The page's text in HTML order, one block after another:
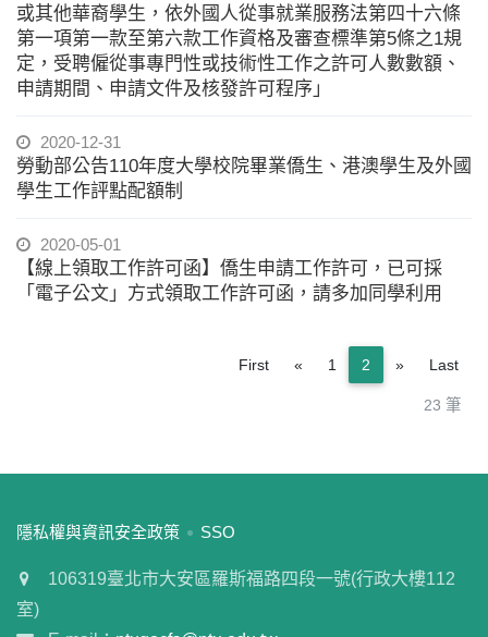
或其他華裔學生，依外國人從事就業服務法第四十六條
第一項第一款至第六款工作資格及審查標準第5條之1規
定，受聘僱從事專門性或技術性工作之許可人數數額、
申請期間、申請文件及核發許可程序」
2020-12-31
勞動部公告110年度大學校院畢業僑生、港澳學生及外國
學生工作評點配額制
2020-05-01
【線上領取工作許可函】僑生申請工作許可，已可採
「電子公文」方式領取工作許可函，請多加同學利用
23 筆
First « Previous
1 2 »NextLast
:::
隱私權與資訊安全政策 SSO
106319臺北市大安區羅斯福路四段一號(行政大樓112
室)